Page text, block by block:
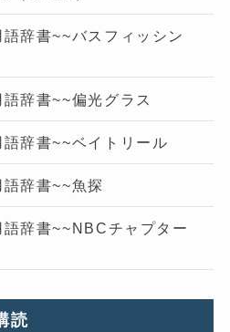
辞書~~バスフィッシン
辞書~~偏光グラス
辞書~~ベイトリール
辞書~~魚探
辞書~~NBCチャプター
読